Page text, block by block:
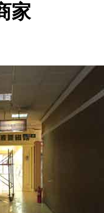
家